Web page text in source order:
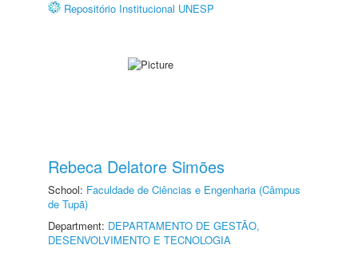
Repositório Institucional UNESP
Rebeca Delatore Simões
School: Faculdade de Ciências e Engenharia (Câmpus
de Tupã)
Department: DEPARTAMENTO DE GESTÃO,
DESENVOLVIMENTO E TECNOLOGIA